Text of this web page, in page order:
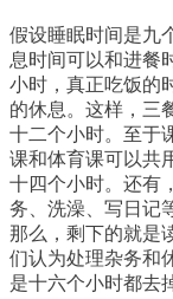
假设睡眠时间是九
息时间可以和进餐
小时，真正吃饭的
的休息。这样，三
十二个小时。至于
课和体育课可以共
十四个小时。还有
务、洗澡、写日记
那么，剩下的就是
们认为处理杂务和
是十六个小时都去